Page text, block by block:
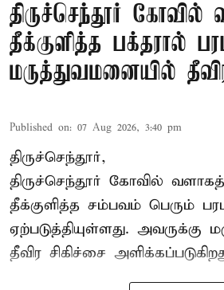
திருச்செந்தூர் கோவில்
தீக்குளித்த பக்தரால்
மருத்துவமனையில்
Published on: 07 Aug 2026, 3:40 pm
திருச்செந்தூர்,
திருச்செந்தூர் கோவில்
தீக்குளித்த சம்பவம் பெரும்
ஏற்படுத்தியுள்ளது. அவருக்கு
தீவிர சிகிச்சை